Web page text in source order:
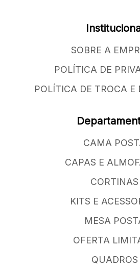
SOBRE A
POLÍTICA DE
POLÍTICA DE TROCA E
CAMA
CAPAS E
CORTINAS
KITS E
MESA
OFERTA
QUADROS